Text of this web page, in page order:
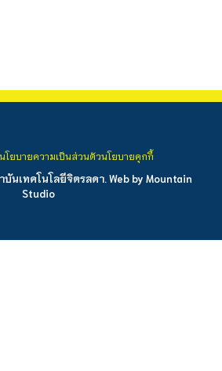
นเทคโนโลยีจิตรลดา. Web by Mountain
Studio
นโยบายความเป็นส่วนตัวนโยบายคุกกี้